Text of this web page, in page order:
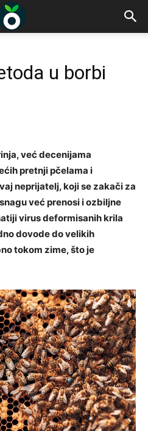
u borbi
već decenijama
pretnji pčelama i
neprijatelj, koji se zakači za
već prenosi i ozbiljne
virus deformisanih krila
dovode do velikih
tokom zime, što je